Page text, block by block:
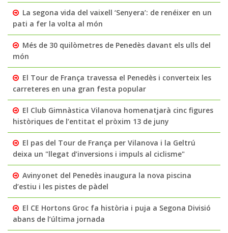
La segona vida del vaixell ‘Senyera’: de renéixer en un
pati a fer la volta al món
Més de 30 quilòmetres de Penedès davant els ulls del
món
El Tour de França travessa el Penedès i converteix les
carreteres en una gran festa popular
El Club Gimnàstica Vilanova homenatjarà cinc figures
històriques de l’entitat el pròxim 13 de juny
El pas del Tour de França per Vilanova i la Geltrú
deixa un "llegat d’inversions i impuls al ciclisme"
Avinyonet del Penedès inaugura la nova piscina
d’estiu i les pistes de pàdel
El CE Hortons Groc fa història i puja a Segona Divisió
abans de l’última jornada